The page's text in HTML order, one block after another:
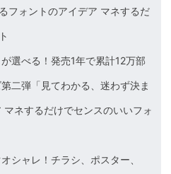
フォントのアイデア マネするだ
選べる！発売1年で累計12万部
二弾「見てわかる、迷わず決ま
マネするだけでセンスのいいフォ
シャレ！チラシ、ポスター、